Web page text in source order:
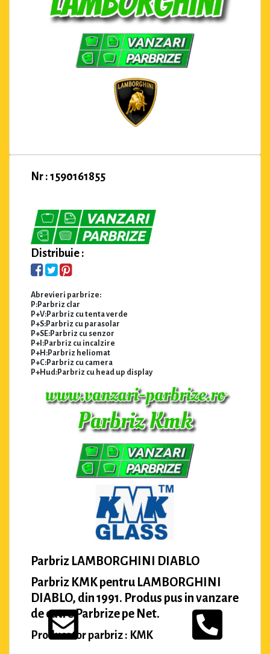
Nr : 1590161855
Distribuie :
Abrevieri parbrize:
P:Parbriz clar
P+V:Parbriz cu tenta verde
P+S:Parbriz cu parasolar
P+SE:Parbriz cu senzor
P+I:Parbriz cu incalzire
P+H:Parbriz heliomat
P+C:Parbriz cu camera
P+Hud:Parbriz cu head up display
Parbriz LAMBORGHINI DIABLO
Parbriz KMK pentru LAMBORGHINI
DIABLO, din 1991. Produs pus in vanzare
de catre Parbrize pe Net.
Producator parbriz : KMK